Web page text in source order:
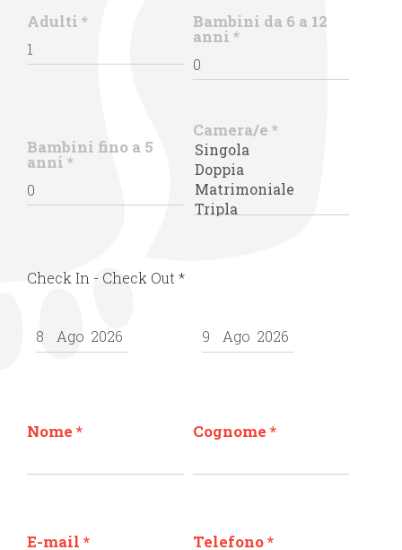
Adulti * Bambini da 6 a 12
anni *
Bambini fino a 5
anni *
Camera/e *
Check In - Check Out *
Nome * Cognome *
E-mail * Telefono*